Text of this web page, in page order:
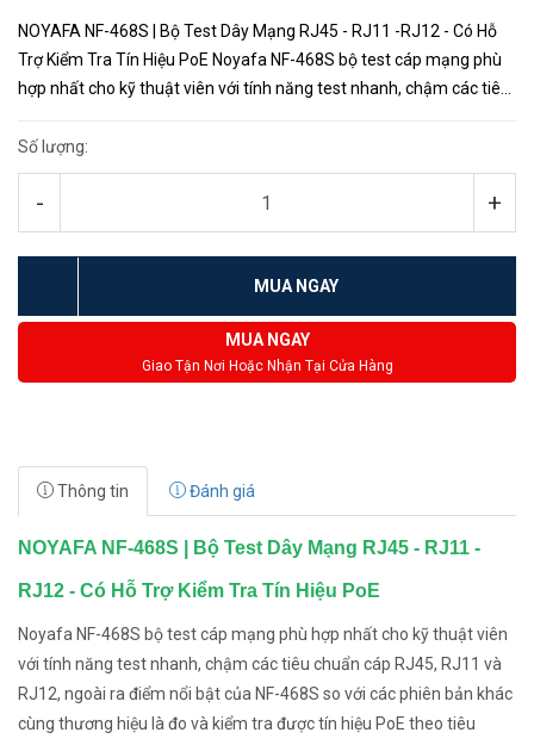
NOYAFA NF-468S | Bộ Test Dây Mạng RJ45 - RJ11 -RJ12 - Có Hỗ
Trợ Kiểm Tra Tín Hiệu PoE Noyafa NF-468S bộ test cáp mạng phù
hợp nhất cho kỹ thuật viên với tính năng test nhanh, chậm các tiêu
Số lượng:
- +
MUA NGAY
MUA NGAY
Giao Tận Nơi Hoặc Nhận Tại Cửa Hàng
Thông tin Đánh giá
NOYAFA NF-468S | Bộ Test Dây Mạng RJ45 - RJ11 -
RJ12 - Có Hỗ Trợ Kiểm Tra Tín Hiệu PoE
Noyafa NF-468S bộ test cáp mạng phù hợp nhất cho kỹ thuật viên
với tính năng test nhanh, chậm các tiêu chuẩn cáp RJ45, RJ11 và
RJ12, ngoài ra điểm nổi bật của NF-468S so với các phiên bản khác
cùng thương hiệu là đo và kiểm tra được tín hiệu PoE theo tiêu